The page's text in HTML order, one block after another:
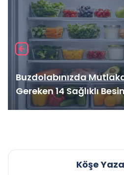
Buzdolabınızda
Gereken 14 Sağlıklı
Köşe